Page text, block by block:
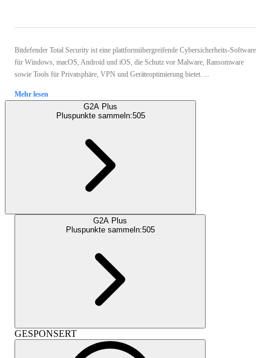
Bitdefender Total Security ist eine plattformübergreifende Cybersicherheits-Software
für Windows, macOS, Android und iOS, die Schutz vor Malware, Ransomware
sowie Tools für Privatsphäre, VPN und Geräteoptimierung bietet. ...
Mehr lesen
G2A Plus
Pluspunkte sammeln:505
G2A Plus
Pluspunkte sammeln:505
GESPONSERT